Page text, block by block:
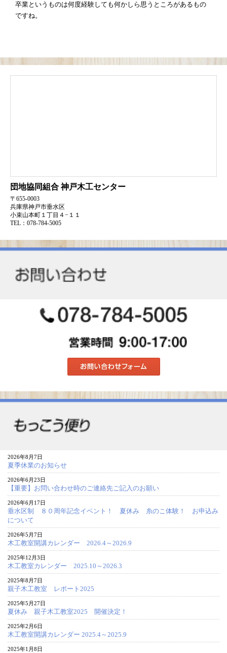
卒業というものは何度経験しても何かしら思うところがあるもの
ですね。
団地協同組合神戸木工センター
〒655-0003
兵庫県神戸市垂水区
小束山本町１丁目４−１１
TEL：078-784-5005
2026年8月7日
夏季休業のお知らせ
2026年6月23日
【重要】お問い合わせ時のご連絡先ご記入のお願い
2026年6月17日
垂水区制 ８０周年記念イベント！ 夏休み 糸のこ体験！ お申込み
について
2026年5月7日
木工教室開講カレンダー 2026.4～2026.9
2025年12月3日
木工教室カレンダー 2025.10～2026.3
2025年8月7日
親子木工教室 レポート2025
2025年5月27日
夏休み 親子木工教室2025 開催決定！
2025年2月6日
木工教室開講カレンダー 2025.4～2025.9
2025年1月8日